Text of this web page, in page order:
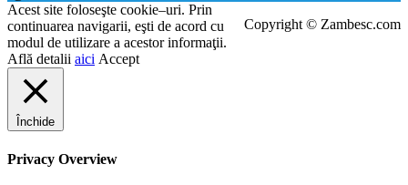
Copyright © Zambesc.com
Acest site foloseşte cookie–uri. Prin
continuarea navigarii, eşti de acord cu
modul de utilizare a acestor informaţii.
Află detalii aici Accept
Închide
Privacy Overview